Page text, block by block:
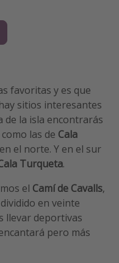
favoritas y es que
sitios interesantes
de la isla encontrarás
las de Cala
el norte. Y en el sur
Turqueta.
el Camí de Cavalls,
en veinte
llevar deportivas
pero más